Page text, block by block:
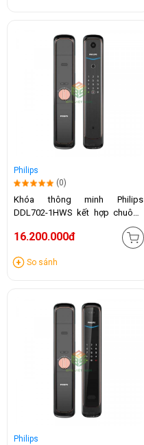
Philips
(0)
Khóa thông minh Philips
DDL702-1HWS kết hợp chuông
16.200.000đ
So sánh
Philips